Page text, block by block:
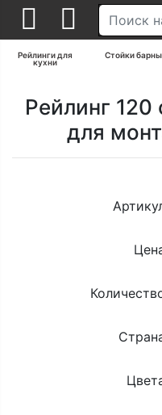
Рейлинги для
кухни
Стойки
Рейлинг
для